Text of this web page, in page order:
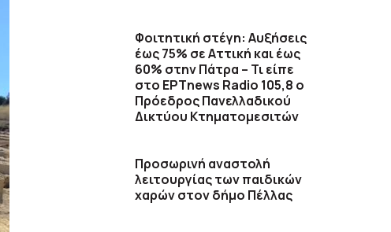
Φοιτητική στέγη: Αυξήσεις
έως 75% σε Αττική και έως
60% στην Πάτρα – Τι είπε
στο ΕΡΤnews Radio 105,8 ο
Πρόεδρος Πανελλαδικού
Δικτύου Κτηματομεσιτών
Προσωρινή αναστολή
λειτουργίας των παιδικών
χαρών στον δήμο Πέλλας